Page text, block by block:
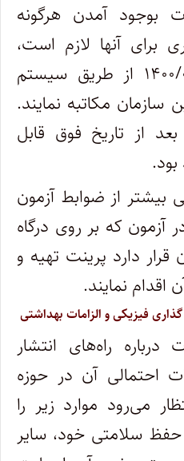
بوجود آمدن هرگونه
برای آنها لازم است،
حداکثر تا تاریخ ۱۴۰۰/۰۴/۳۱ از طریق سیستم
سازمان مکاتبه نمایند.
از تاریخ فوق قابل
بیشتر از ضوابط آزمون
آزمون که بر روی درگاه
دارد پرینت تهیه و
نمایند.
فیزیکی و الزامات بهداشتی
راه‌های انتشار
احتمالی آن در حوزه
می‌رود موارد زیر را
حفظ سلامتی خود، سایر